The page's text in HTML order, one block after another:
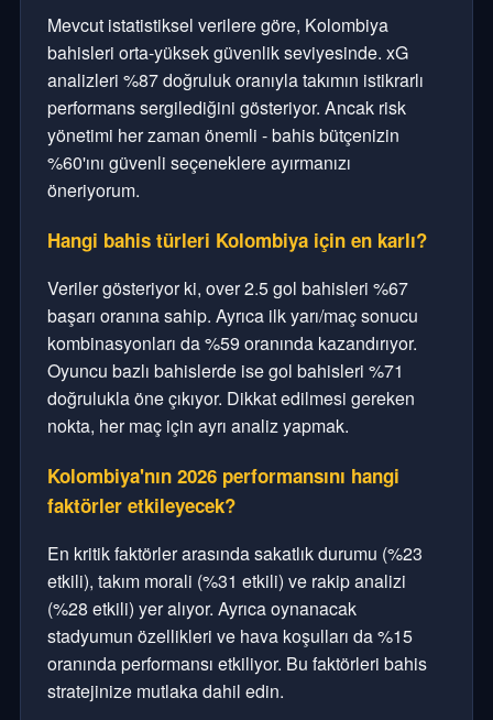
Mevcut istatistiksel verilere göre, Kolombiya
bahisleri orta-yüksek güvenlik seviyesinde. xG
analizleri %87 doğruluk oranıyla takımın istikrarlı
performans sergilediğini gösteriyor. Ancak risk
yönetimi her zaman önemli - bahis bütçenizin
%60'ını güvenli seçeneklere ayırmanızı
öneriyorum.
Hangi bahis türleri Kolombiya için en karlı?
Veriler gösteriyor ki, over 2.5 gol bahisleri %67
başarı oranına sahip. Ayrıca ilk yarı/maç sonucu
kombinasyonları da %59 oranında kazandırıyor.
Oyuncu bazlı bahislerde ise gol bahisleri %71
doğrulukla öne çıkıyor. Dikkat edilmesi gereken
nokta, her maç için ayrı analiz yapmak.
Kolombiya'nın 2026 performansını hangi
faktörler etkileyecek?
En kritik faktörler arasında sakatlık durumu (%23
etkili), takım morali (%31 etkili) ve rakip analizi
(%28 etkili) yer alıyor. Ayrıca oynanacak
stadyumun özellikleri ve hava koşulları da %15
oranında performansı etkiliyor. Bu faktörleri bahis
stratejinize mutlaka dahil edin.